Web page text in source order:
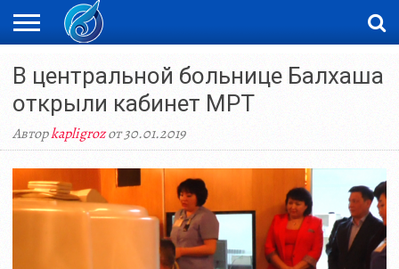
НОВОСТИ
ВИДЕО
ФОТОРЕПОРТАЖИ
ОРКЕН
LIVETV
В центральной больнице Балхаша
открыли кабинет МРТ
Авторkapligrozот 30.01.2019